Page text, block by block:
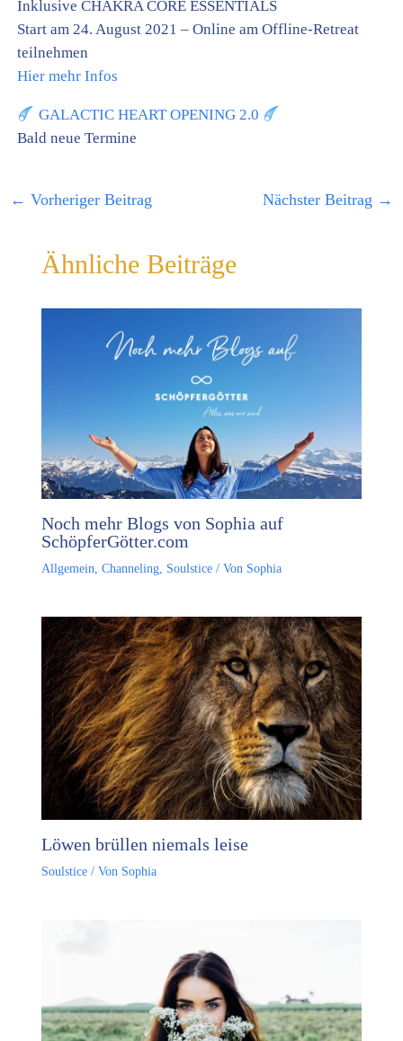
Inklusive CHAKRA CORE ESSENTIALS
Start am 24. August 2021 – Online am Offline-Retreat
teilnehmen
Hier mehr Infos
GALACTIC HEART OPENING 2.0
Bald neue Termine
← Vorheriger Beitrag Nächster Beitrag →
Ähnliche Beiträge
Noch mehr Blogs von Sophia auf
SchöpferGötter.com
Allgemein, Channeling, Soulstice/ Von Sophia
Löwen brüllen niemals leise
Soulstice/ Von Sophia